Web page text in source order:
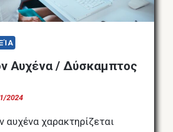
Αυχένα / Δύσκαμπτος
2024
αυχένα χαρακτηρίζεται